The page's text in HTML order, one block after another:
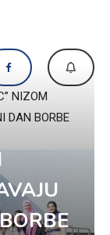
NIZOM
DAN BORBE